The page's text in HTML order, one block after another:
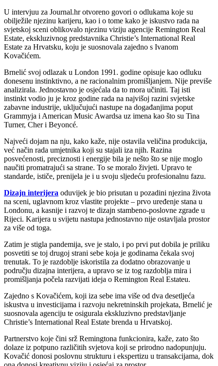
U intervjuu za Journal.hr otvoreno govori o odlukama koje su
obilježile njezinu karijeru, kao i o tome kako je iskustvo rada na
svjetskoj sceni oblikovalo njezinu viziju agencije Remington Real
Estate, ekskluzivnog predstavnika Christie’s International Real
Estate za Hrvatsku, koju je suosnovala zajedno s Ivanom
Kovačićem.
Brnelić svoj odlazak u London 1991. godine opisuje kao odluku
donesenu instinktivno, a ne racionalnim promišljanjem. Nije previše
analizirala. Jednostavno je osjećala da to mora učiniti. Taj isti
instinkt vodio ju je kroz godine rada na najvišoj razini svjetske
zabavne industrije, uključujući nastupe na događanjima poput
Grammyja i American Music Awardsa uz imena kao što su Tina
Turner, Cher i Beyoncé.
Najveći dojam na nju, kako kaže, nije ostavila veličina produkcija,
već način rada umjetnika koji su stajali iza njih. Razina
posvećenosti, preciznosti i energije bila je nešto što se nije moglo
naučiti promatrajući sa strane. To se moralo živjeti. Upravo te
standarde, ističe, prenijela je i u svoju sljedeću profesionalnu fazu.
Dizajn interijera oduvijek je bio prisutan u pozadini njezina života
na sceni, uglavnom kroz vlastite projekte – prvo uređenje stana u
Londonu, a kasnije i razvoj te dizajn stambeno-poslovne zgrade u
Rijeci. Karijera u svijetu nastupa jednostavno nije ostavljala prostor
za više od toga.
Zatim je stigla pandemija, sve je stalo, i po prvi put dobila je priliku
posvetiti se toj drugoj strani sebe koja je godinama čekala svoj
trenutak. To je razdoblje iskoristila za dodatno obrazovanje u
području dizajna interijera, a upravo se iz tog razdoblja mira i
promišljanja počela razvijati ideja o Remington Real Estateu.
Zajedno s Kovačićem, koji iza sebe ima više od dva desetljeća
iskustva u investicijama i razvoju nekretninskih projekata, Brnelić je
suosnovala agenciju te osigurala ekskluzivno predstavljanje
Christie’s International Real Estate brenda u Hrvatskoj.
Partnerstvo koje čini srž Remingtona funkcionira, kaže, zato što
dolaze iz potpuno različitih svjetova koji se prirodno nadopunjuju.
Kovačić donosi poslovnu strukturu i ekspertizu u transakcijama, dok